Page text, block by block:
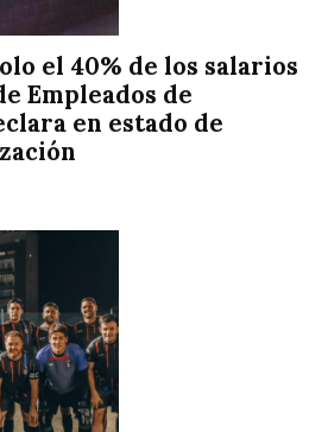
el 40% de los salarios
Empleados de
en estado de